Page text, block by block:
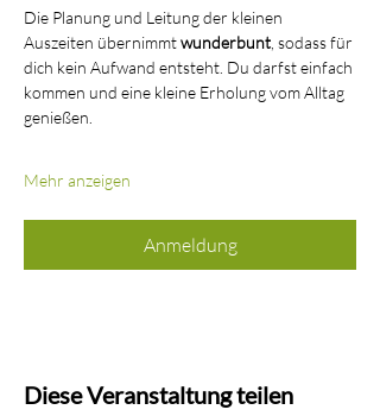
Die Planung und Leitung der kleinen
Auszeiten übernimmt wunderbunt , sodass für
dich kein Aufwand entsteht. Du darfst einfach
kommen und eine kleine Erholung vom Alltag
genießen.
Mehr anzeigen
Anmeldung
Diese Veranstaltung teilen